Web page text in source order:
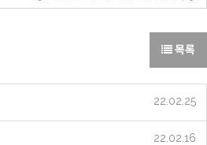
목록
22.02.25
22.02.16